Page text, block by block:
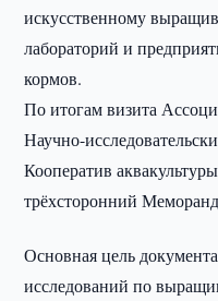
искусственному
лабораторий и
кормов.
По итогам визита
Научно-
Кооператив
трёхсторонний
Основная цель
исследований по